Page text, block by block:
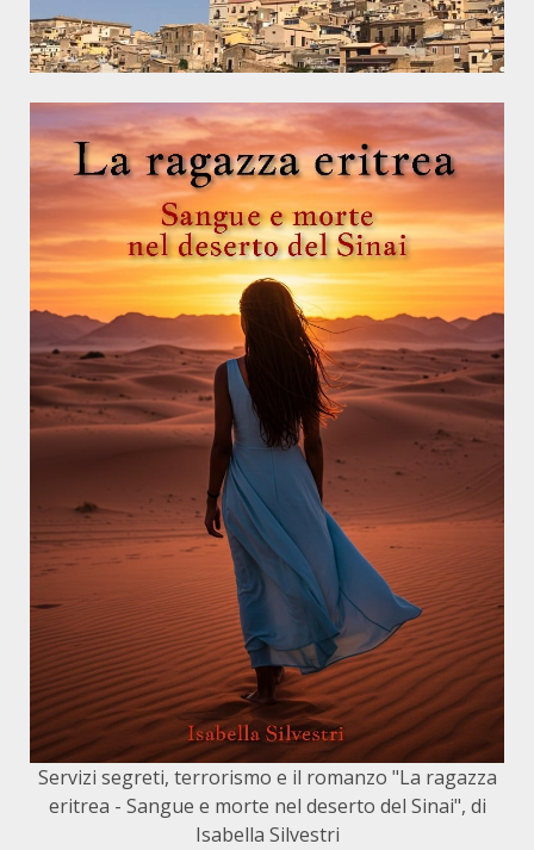
Servizi segreti, terrorismo e il romanzo "La ragazza
eritrea - Sangue e morte nel deserto del Sinai", di
Isabella Silvestri